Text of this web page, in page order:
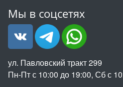
Мы в соцсетях
ул. Павловский тракт 299
Пн-Пт с 10:00 до 19:00, Сб с